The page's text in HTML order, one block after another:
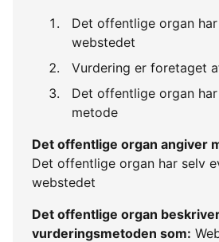
Det offentlige organ
webstedet
Vurdering er foretaget
Det offentlige organ
metode
Det offentlige organ angiver
Det offentlige organ har selv
webstedet
Det offentlige organ
vurderingsmetoden som: